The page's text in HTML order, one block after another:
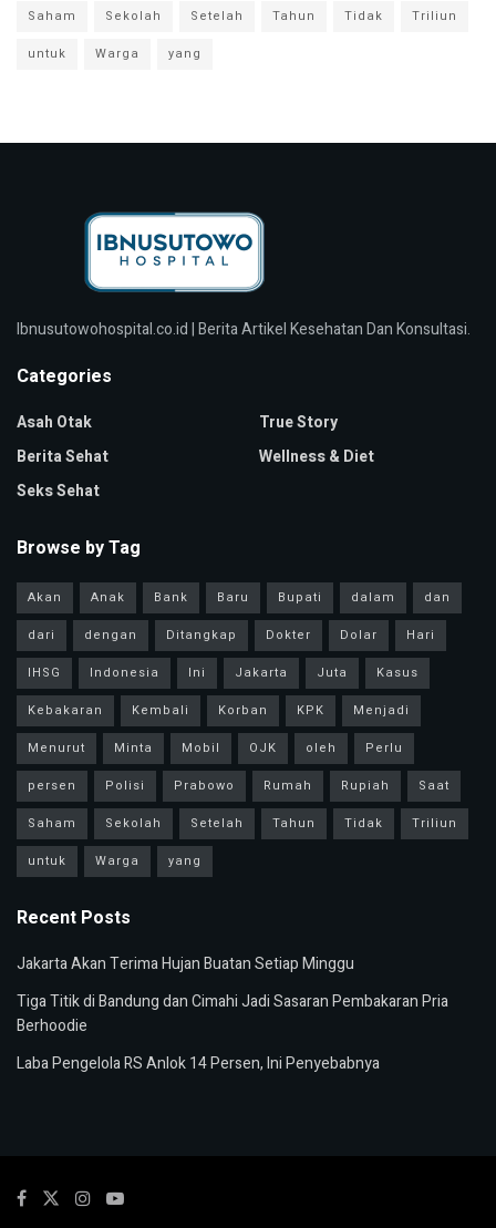
Saham
Sekolah Setelah Tahun Tidak
Triliun
untuk
Warga yang
Ibnusutowohospital.co.id | Berita Artikel Kesehatan Dan Konsultasi.
Categories
Asah Otak
Berita Sehat
Seks Sehat
True Story
Wellness & Diet
Browse by Tag
Akan Anak Bank Baru Bupati dalam
dan
dari
dengan Ditangkap Dokter Dolar
Hari
IHSG
Indonesia Ini Jakarta Juta
Kasus
Kebakaran
Kembali Korban KPK
Menjadi
Menurut
Minta Mobil OJK oleh
Perlu
persen
Polisi Prabowo Rumah Rupiah
Saat
Saham
Sekolah Setelah Tahun Tidak
Triliun
untuk
Warga yang
Recent Posts
Jakarta Akan Terima Hujan Buatan Setiap Minggu
Tiga Titik di Bandung dan Cimahi Jadi Sasaran Pembakaran Pria
Berhoodie
Laba Pengelola RS Anlok 14 Persen, Ini Penyebabnya